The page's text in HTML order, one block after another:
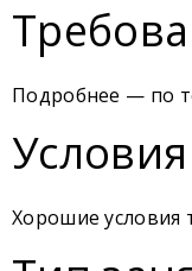
Подробнее — по
Условия
Хорошие условия